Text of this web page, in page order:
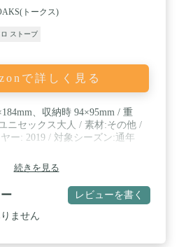
トークス)
ロ ストーブ
で詳しく見る
、収納時 94×95mm / 重
ニセックス大人 / 素材:その他 /
ー: 2019 / 対象シーズン:通年
続きを見る
レビューを書く
ません